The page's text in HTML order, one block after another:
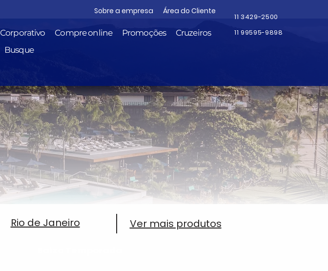
Sobre a empresa Área do Cliente
Corporativo Compre online Promoções
Cruzeiros
Busque
11 3429-2500
11 99595-9898
Rio de Janeiro Ver mais produtos